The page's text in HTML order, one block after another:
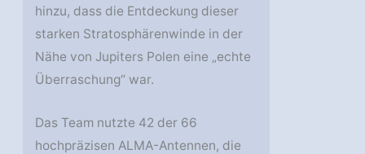
hinzu, dass die Entdeckung dieser
starken Stratosphärenwinde in der
Nähe von Jupiters Polen eine „echte
Überraschung“ war.
Das Team nutzte 42 der 66
hochpräzisen ALMA-Antennen, die